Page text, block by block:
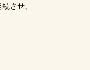
させ、